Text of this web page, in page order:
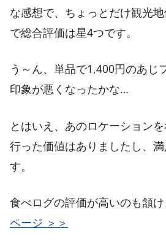
な感想で、ちょっとだけ観光
で総合評価は星4つです。
う～ん、単品で1,400円のあじ
印象が悪くなったかな…
とはいえ、あのロケーション
行った価値はありましたし、
す。
食べログの評価が高いのも頷け
ページ ＞＞